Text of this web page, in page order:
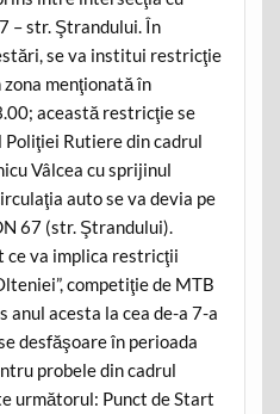
– str. Ştrandului. În
se va institui restricţie
menţionată în
această restricţie se
Rutiere din cadrul
Vâlcea cu sprijinul
auto se va devia pe
67 (str. Ştrandului).
ce va implica restricţii
competiţie de MTB
anul acesta la cea de-a 7-a
desfăşoare în perioada
probele din cadrul
următorul: Punct de Start